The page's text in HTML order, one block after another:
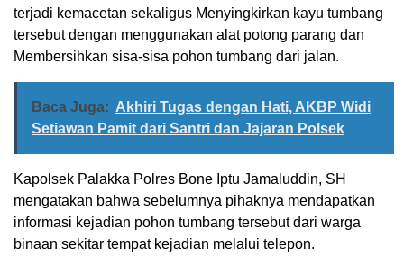
terjadi kemacetan sekaligus Menyingkirkan kayu tumbang
tersebut dengan menggunakan alat potong parang dan
Membersihkan sisa-sisa pohon tumbang dari jalan.
Baca Juga: Akhiri Tugas dengan Hati, AKBP Widi
Setiawan Pamit dari Santri dan Jajaran Polsek
Kapolsek Palakka Polres Bone Iptu Jamaluddin, SH
mengatakan bahwa sebelumnya pihaknya mendapatkan
informasi kejadian pohon tumbang tersebut dari warga
binaan sekitar tempat kejadian melalui telepon.